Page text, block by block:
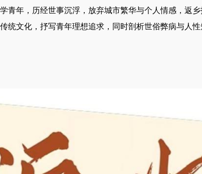
青年，历经世事沉浮，放弃城市繁华与个人情感，返
统文化，抒写青年理想追求，同时剖析世俗弊病与人